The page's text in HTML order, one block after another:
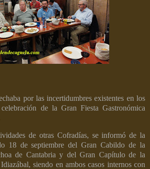
por las incertidumbres existentes en los
de la Gran Fiesta Gastronómica
de otras Cofradías, se informó de la
18 de septiembre del Gran Cabildo de la
de Cantabria y del Gran Capítulo de la
siendo en ambos casos internos con